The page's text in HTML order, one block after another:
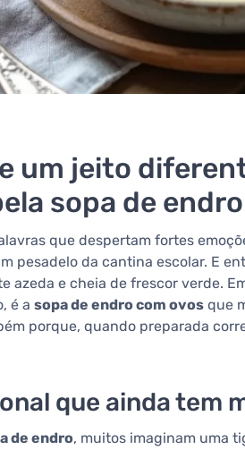
um jeito
sopa de endro
que despertam fortes
pesadelo da cantina escolar. E
azeda e cheia de frescor verde.
é a sopa de endro com ovos que
porque, quando preparada
que ainda tem
de endro, muitos imaginam uma